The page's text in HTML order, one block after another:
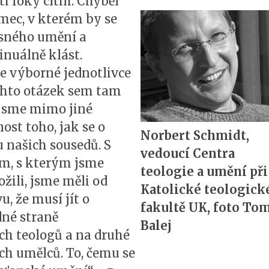
v kterém by se
umění a
klást.
výborné jednotlivce
otázek sem tam
mimo jiné
toho, jak se o
sousedů. S
s kterým jsme
jsme měli od
že musí jít o
straně
teologů a na druhé
umělců. To, čemu se
Norbert Schmidt,
vedoucí Centra
teologie a umění při
Katolické
fakultě UK, foto
Balej